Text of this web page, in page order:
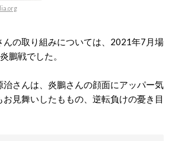
んの取り組みについては、2021年7月場
鵬戦でした。
治さんは、炎鵬さんの顔面にアッパー気
見舞いしたももの、逆転負けの憂き目